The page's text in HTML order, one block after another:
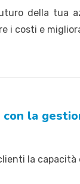
della tua
i costi e
la
la